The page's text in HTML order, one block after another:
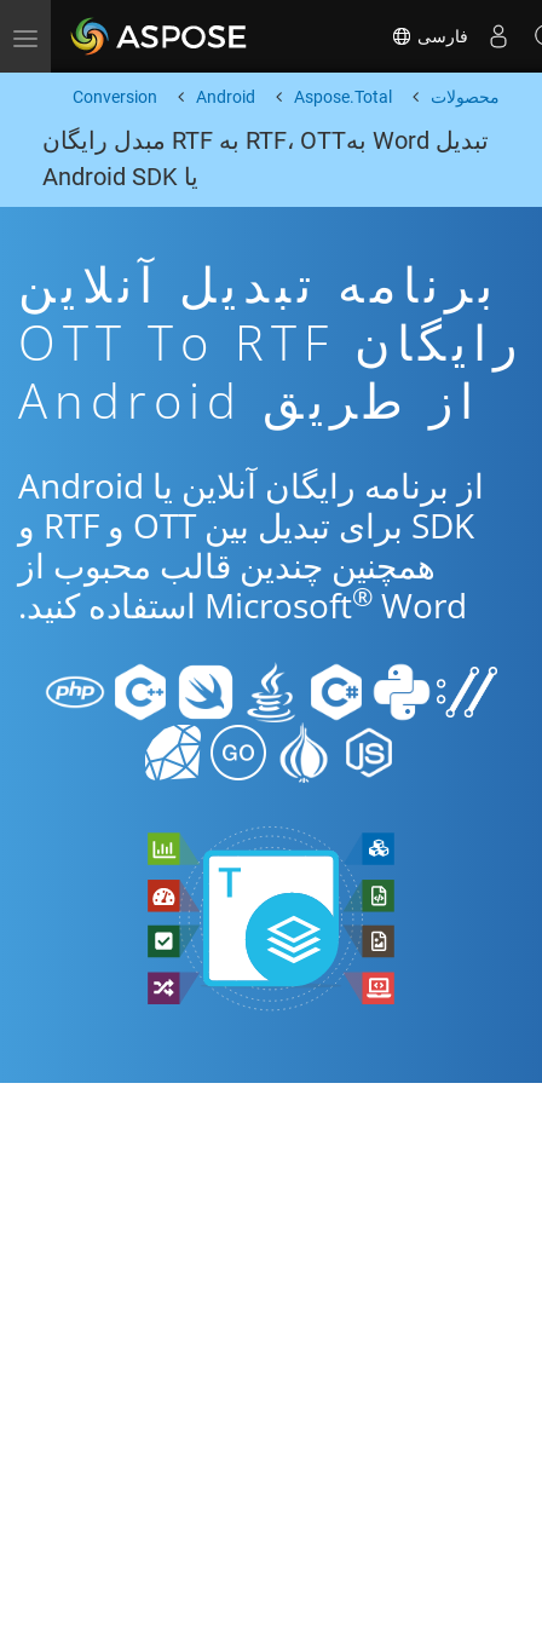
Toggle navigation فارسی
محصولات Aspose.Total
Android
Conversion
تبدیل Word بهRTF، OTT به RTF مبدل رایگان
یا Android SDK
برنامه تبدیل آنلاین
رایگان OTT To RTF
از طریق Android
از برنامه رایگان آنلاین یا Android
SDK برای تبدیل بین OTT و RTF و
همچنین چندین قالب محبوب از
Microsoft® Word استفاده کنید.